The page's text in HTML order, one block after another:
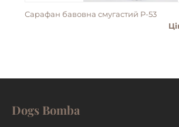
Сарафан бавовна смугастий P-53
Dogs Bomba